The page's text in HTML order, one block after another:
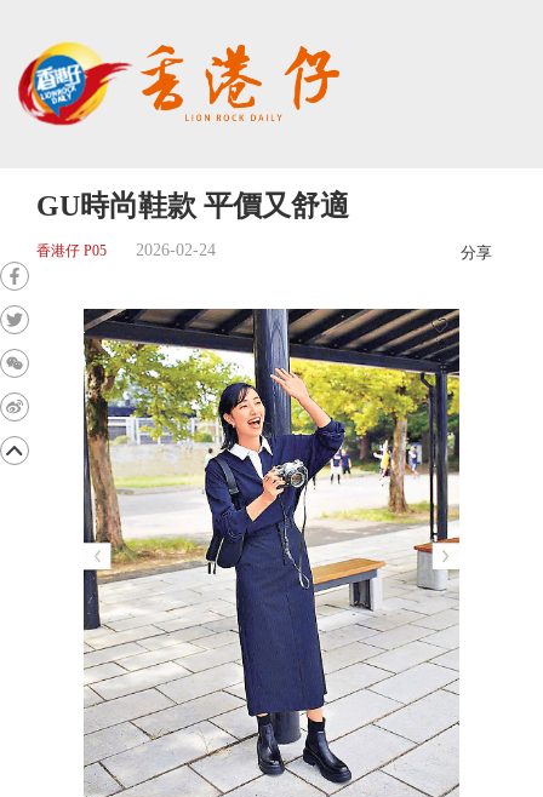
GU時尚鞋款 平價又舒適
香港仔 P05 2026-02-24 分享